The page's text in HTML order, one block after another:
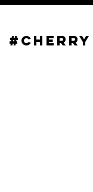
#cherry